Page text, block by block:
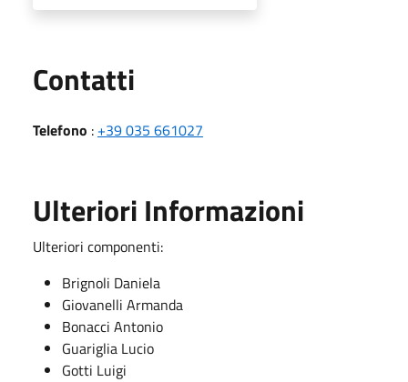
Contatti
Telefono : +39 035 661027
Ulteriori Informazioni
Ulteriori componenti:
Brignoli Daniela
Giovanelli Armanda
Bonacci Antonio
Guariglia Lucio
Gotti Luigi